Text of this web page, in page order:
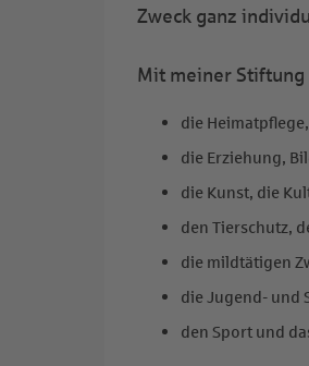
Zweck ganz
Mit meiner Stiftung
die
die Erziehung,
die Kunst, die
den Tierschutz,
die mildtätigen
die Jugend- und
den Sport und